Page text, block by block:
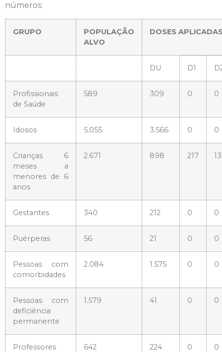
números:
GRUPO
POPULAÇÃO
ALVO
DOSES
DU D1
Profissionais
de Saúde
589 309 0 0
Idosos 5.055 3.566 0 0
Crianças 6
meses a
menores de 6
anos
2.671 898 217
Gestantes 340 212 0 0
Puérperas 56 21 0 0
Pessoas com
comorbidades
2.084 1.575 0 0
Pessoas com
deficiência
permanente
1.579 41 0 0
Professores 642 224 0 0